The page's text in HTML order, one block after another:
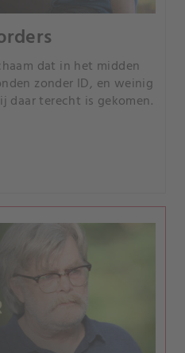
dat in het midden
zonder ID, en weinig
daar terecht is gekomen.